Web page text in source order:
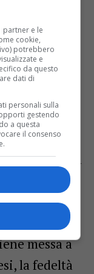
nostra
dal
differenti tra
in
messa a
la fedeltà
partner e le
cookie,
potrebbero
e
da questo
dati di
personali sulla
gestendo
a questa
il consenso